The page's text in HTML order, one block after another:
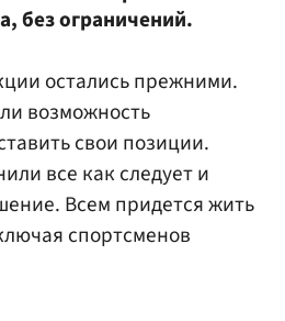
без ограничений.
остались прежними.
возможность
свои позиции.
все как следует и
Всем придется жить
спортсменов